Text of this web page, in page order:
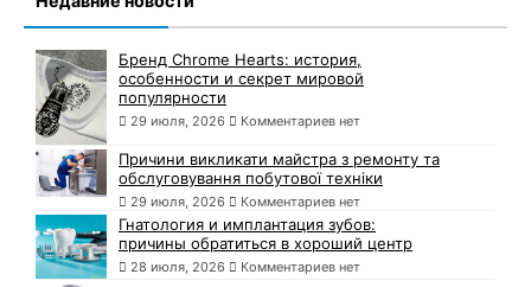
Бренд Chrome Hearts: история,
особенности и секрет мировой
популярности
29 июля, 2026 Комментариев нет
Причини викликати майстра з ремонту та
обслуговування побутової техніки
29 июля, 2026 Комментариев нет
Гнатология и имплантация зубов:
причины обратиться в хороший центр
28 июля, 2026 Комментариев нет